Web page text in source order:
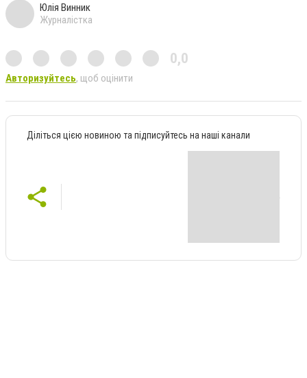
Юлія Винник
Журналістка
0,0
Авторизуйтесь, щоб оцінити
Діліться цією новиною та підписуйтесь на наші канали